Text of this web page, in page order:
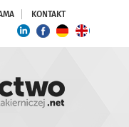
KONTAKT